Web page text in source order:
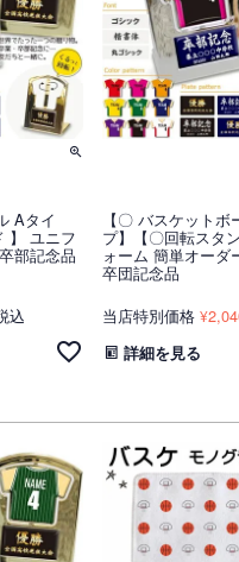
Aタイ
】 ユニフ
部記念品
込
【〇 バスケットボ
プ】【〇回転スタ
ォーム 簡単オーダ
卒団記念品
当店特別価格 ¥
詳細を見る